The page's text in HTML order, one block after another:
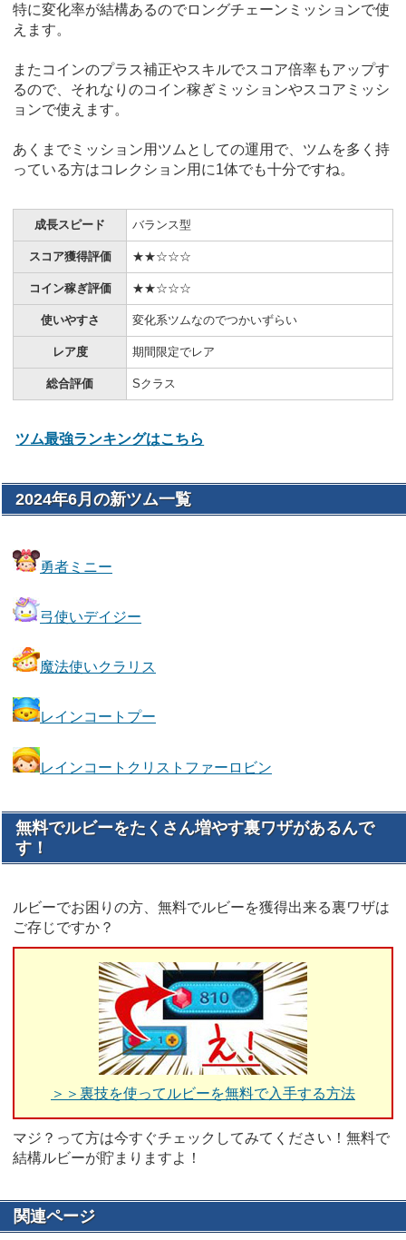
特に変化率が結構あるのでロングチェーンミッションで使
えます。
またコインのプラス補正やスキルでスコア倍率もアップす
るので、それなりのコイン稼ぎミッションやスコアミッシ
ョンで使えます。
あくまでミッション用ツムとしての運用で、ツムを多く持
っている方はコレクション用に1体でも十分ですね。
成長スピード バランス型
スコア獲得評価 ★★☆☆☆
コイン稼ぎ評価 ★★☆☆☆
使いやすさ 変化系ツムなのでつかいずらい
レア度 期間限定でレア
総合評価 Sクラス
ツム最強ランキングはこちら
2024年6月の新ツム一覧
勇者ミニー
弓使いデイジー
魔法使いクラリス
レインコートプー
レインコートクリストファーロビン
無料でルビーをたくさん増やす裏ワザがあるんで
す！
ルビーでお困りの方、無料でルビーを獲得出来る裏ワザは
ご存じですか？
＞＞裏技を使ってルビーを無料で入手する方法
マジ？って方は今すぐチェックしてみてください！無料で
結構ルビーが貯まりますよ！
関連ページ